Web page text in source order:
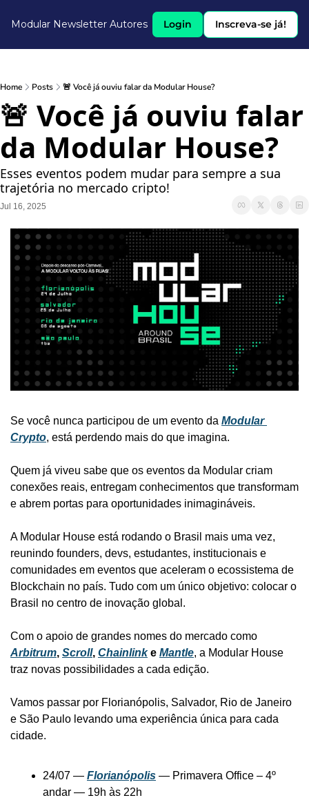
Modular Newsletter Autores Login Inscreva-se já!
Home Posts 🚨 Você já ouviu falar da Modular House?
🚨 Você já ouviu falar
da Modular House?
Esses eventos podem mudar para sempre a sua
trajetória no mercado cripto!
Jul 16, 2025
Se você nunca participou de um evento da Modular
Crypto, está perdendo mais do que imagina.
Quem já viveu sabe que os eventos da Modular criam
conexões reais, entregam conhecimentos que transformam
e abrem portas para oportunidades inimagináveis.
A Modular House está rodando o Brasil mais uma vez,
reunindo founders, devs, estudantes, institucionais e
comunidades em eventos que aceleram o ecossistema de
Blockchain no país. Tudo com um único objetivo: colocar o
Brasil no centro de inovação global.
Arbitrum, Scroll, Chainlink e Mantle, a Modular House
traz novas possibilidades a cada edição.
Vamos passar por Florianópolis, Salvador, Rio de Janeiro
e São Paulo levando uma experiência única para cada
cidade.
24/07 — Florianópolis — Primavera Office – 4º
andar — 19h às 22h